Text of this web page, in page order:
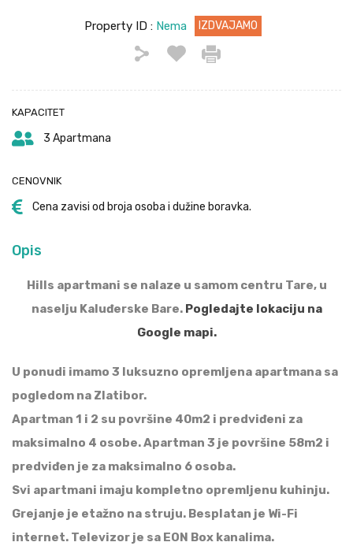
Property ID : Nema IZDVAJAMO
KAPACITET
3 Apartmana
CENOVNIK
Cena zavisi od broja osoba i dužine boravka.
Opis
Hills apartmani se nalaze u samom centru Tare, u
naselju Kaluđerske Bare. Pogledajte lokaciju na
Google mapi.
U ponudi imamo 3 luksuzno opremljena apartmana sa
pogledom na Zlatibor.
Apartman 1 i 2 su površine 40m2 i predviđeni za
maksimalno 4 osobe. Apartman 3 je površine 58m2 i
predviđen je za maksimalno 6 osoba.
Svi apartmani imaju kompletno opremljenu kuhinju.
Grejanje je etažno na struju. Besplatan je Wi-Fi
internet. Televizor je sa EON Box kanalima.